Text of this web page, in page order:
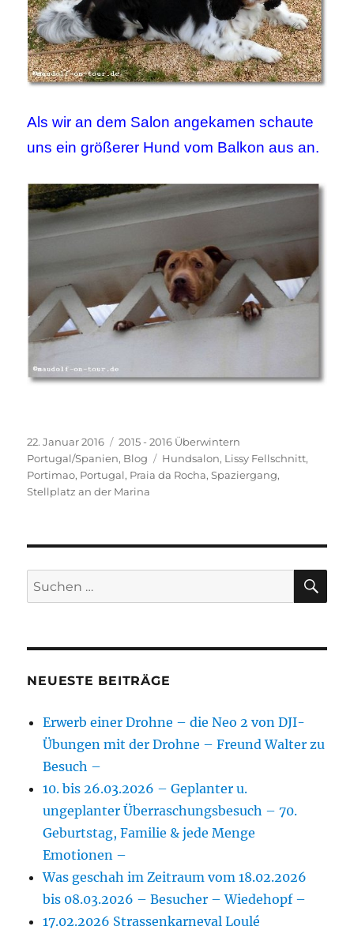
Als wir an dem Salon angekamen schaute
uns ein größerer Hund vom Balkon aus an.
Veröffentlicht
am
22. Januar 2016 Kategorien
2015 - 2016 Überwintern
Portugal/Spanien, Blog Schlagwörter
Hundsalon, Lissy Fellschnitt,
Portimao, Portugal, Praia da Rocha,Spaziergang,
Stellplatz an der Marina
Suchen
nach:
NEUESTE BEITRÄGE
Erwerb einer Drohne – die Neo 2 von DJI-
Übungen mit der Drohne – Freund Walter zu
Besuch –
10. bis 26.03.2026 – Geplanter u.
ungeplanter Überraschungsbesuch – 70.
Geburtstag, Familie & jede Menge
Emotionen –
Was geschah im Zeitraum vom 18.02.2026
bis 08.03.2026 – Besucher – Wiedehopf –
17.02.2026 Strassenkarneval Loulé